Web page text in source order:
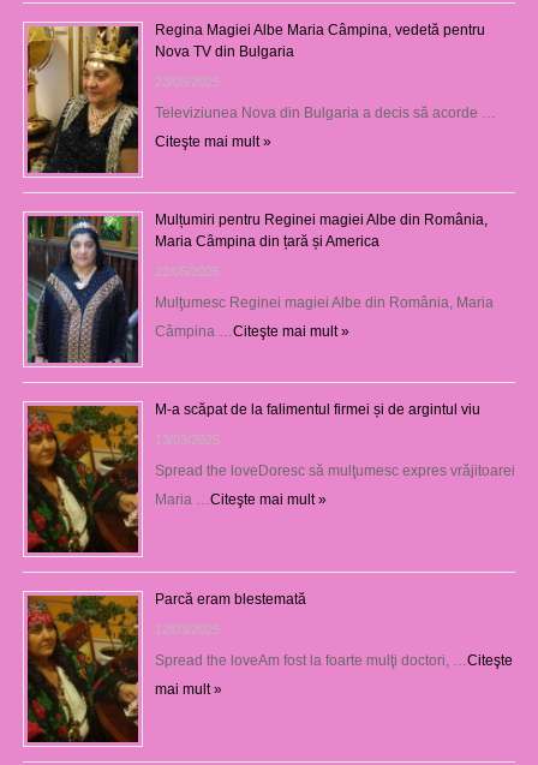
Regina Magiei Albe Maria Câmpina, vedetă pentru
Nova TV din Bulgaria
23/05/2025
Televiziunea Nova din Bulgaria a decis să acorde …
Citeşte mai mult »
Mulțumiri pentru Reginei magiei Albe din România,
Maria Câmpina din țară și America
22/05/2025
Mulţumesc Reginei magiei Albe din România, Maria
Câmpina …Citeşte mai mult »
M-a scăpat de la falimentul firmei și de argintul viu
13/03/2025
Spread the loveDoresc să mulţumesc expres vrăjitoarei
Maria …Citeşte mai mult »
Parcă eram blestemată
12/03/2025
Spread the loveAm fost la foarte mulţi doctori, …Citeşte
mai mult »